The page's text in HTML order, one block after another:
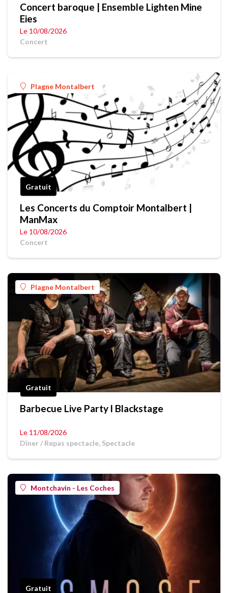
Concert baroque | Ensemble Lighten Mine
Eies
Le 10/08/2026
Concert
Plagne Montalbert
Gratuit
Les Concerts du Comptoir Montalbert |
ManMax
Le 10/08/2026
Concert
Plagne Montalbert
Gratuit
Barbecue Live Party l Blackstage
Le 11/08/2026
Dîner / Repas spectacle, Spectacle
Montchavin - Les Coches
Gratuit